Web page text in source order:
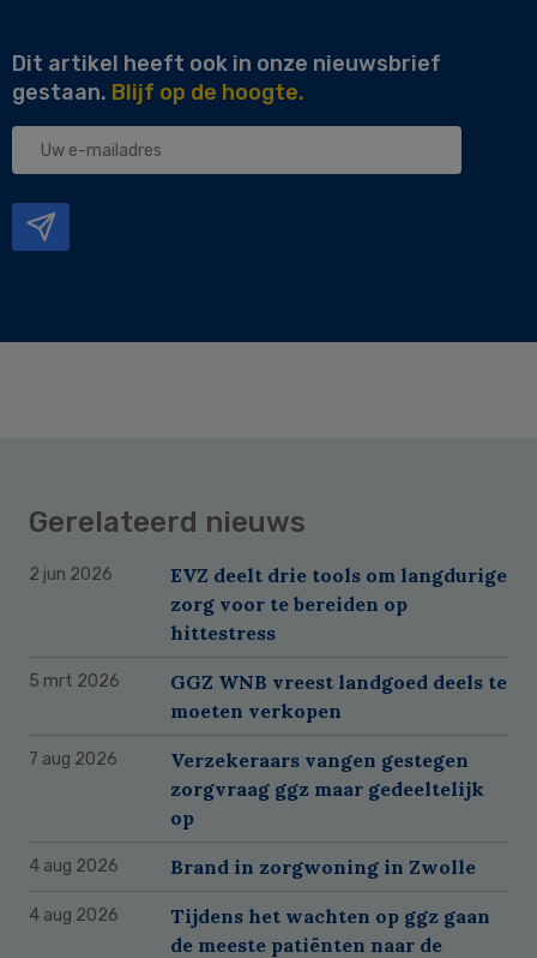
Dit artikel heeft ook in onze nieuwsbrief
gestaan. Blijf op de hoogte.
Uw
Gerelateerd nieuws
2 jun 2026
EVZ deelt drie tools om langdurige
zorg voor te bereiden op
hittestress
5 mrt 2026
GGZ WNB vreest landgoed deels te
moeten verkopen
7 aug 2026
Verzekeraars vangen gestegen
zorgvraag ggz maar gedeeltelijk
op
4 aug 2026 Brand in zorgwoning in Zwolle
4 aug 2026
Tijdens het wachten op ggz gaan
de meeste patiënten naar de